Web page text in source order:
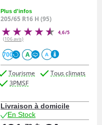
Plus d'infos
205/65 R16 H (95)
4,6/5
(106 avis)
700 A A
Tourisme
Tous climats
3PMSF
Livraison à domicile
En Stock